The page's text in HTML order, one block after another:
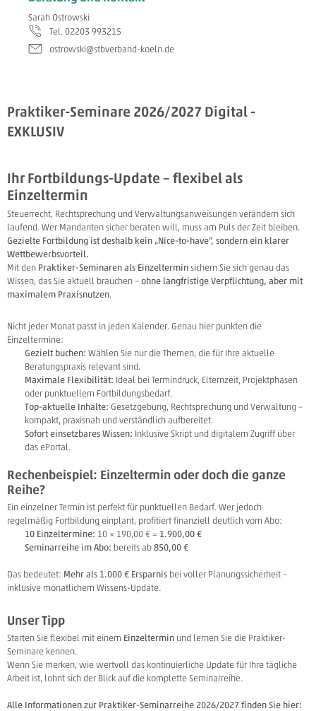
Sarah Ostrowski
Tel. 02203 993215
ostrowski@stbverband-koeln.de
Praktiker-Seminare 2026/2027 Digital -
EXKLUSIV
Ihr Fortbildungs-Update – flexibel als
Einzeltermin
Steuerrecht, Rechtsprechung und Verwaltungsanweisungen verändern sich
laufend. Wer Mandanten sicher beraten will, muss am Puls der Zeit bleiben.
Gezielte Fortbildung ist deshalb kein „Nice-to-have“, sondern ein klarer
Wettbewerbsvorteil.
Mit den Praktiker-Seminaren als Einzeltermin sichern Sie sich genau das
Wissen, das Sie aktuell brauchen – ohne langfristige Verpflichtung, aber mit
maximalem Praxisnutzen.
Nicht jeder Monat passt in jeden Kalender. Genau hier punkten die
Einzeltermine:
Gezielt buchen: Wählen Sie nur die Themen, die für Ihre aktuelle
Beratungspraxis relevant sind.
Maximale Flexibilität: Ideal bei Termindruck, Elternzeit, Projektphasen
oder punktuellem Fortbildungsbedarf.
Top-aktuelle Inhalte: Gesetzgebung, Rechtsprechung und Verwaltung –
kompakt, praxisnah und verständlich aufbereitet.
Sofort einsetzbares Wissen: Inklusive Skript und digitalem Zugriff über
das ePortal.
Rechenbeispiel: Einzeltermin oder doch die ganze
Reihe?
Ein einzelner Termin ist perfekt für punktuellen Bedarf. Wer jedoch
regelmäßig Fortbildung einplant, profitiert finanziell deutlich vom Abo:
10 Einzeltermine: 10 × 190,00 € = 1.900,00 €
Seminarreihe im Abo: bereits ab 850,00 €
Das bedeutet: Mehr als 1.000 € Ersparnis bei voller Planungssicherheit –
inklusive monatlichem Wissens-Update.
Unser Tipp
Starten Sie flexibel mit einem Einzeltermin und lernen Sie die Praktiker-
Seminare kennen.
Wenn Sie merken, wie wertvoll das kontinuierliche Update für Ihre tägliche
Arbeit ist, lohnt sich der Blick auf die komplette Seminarreihe.
Alle Informationen zur Praktiker-Seminarreihe 2026/2027 finden Sie hier: